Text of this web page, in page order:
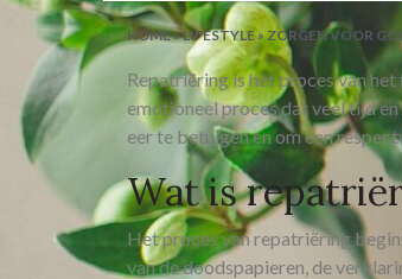
HOME»LIFESTYLE»ZORGEN VOOR
Repatriëring is het proces van
emotioneel proces dat veel tijd
eer te betuigen en om een
Wat is
Het proces van repatriëring
van de doodspapieren, de